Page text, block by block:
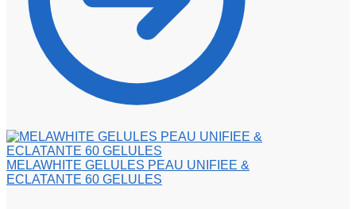
MELAWHITE GELULES PEAU UNIFIEE &
ECLATANTE 60 GELULES